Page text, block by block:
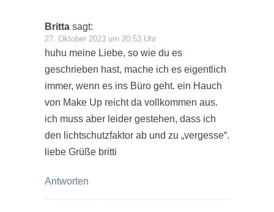
Britta sagt:
27. Oktober 2023 um 20:53 Uhr
huhu meine Liebe, so wie du es
geschrieben hast, mache ich es eigentlich
immer, wenn es ins Büro geht. ein Hauch
von Make Up reicht da vollkommen aus.
ich muss aber leider gestehen, dass ich
den lichtschutzfaktor ab und zu „vergesse“.
liebe Grüße britti
Antworten